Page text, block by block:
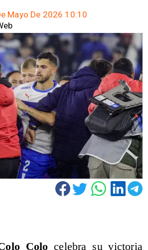
Mayo De 2026 10:10
Colo celebra su victoria